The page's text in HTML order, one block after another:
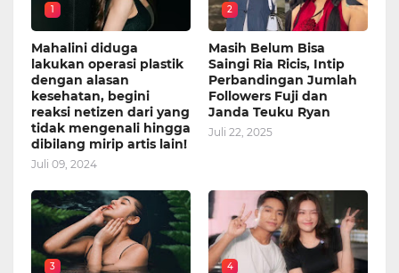
1
Mahalini diduga
lakukan operasi plastik
dengan alasan
kesehatan, begini
reaksi netizen dari yang
tidak mengenali hingga
dibilang mirip artis lain!
Juli 09, 2024
2
Masih Belum Bisa
Saingi Ria Ricis, Intip
Perbandingan Jumlah
Followers Fuji dan
Janda Teuku Ryan
Juli 22, 2025
3 4